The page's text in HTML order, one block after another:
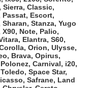
Sierra, Classic,
Passat, Escort,
Sharan, Stanza, Yugo
X90, Note, Palio,
Elantra, S60,
Orion, Ulysse,
Brava, Opirus,
Carnival, i20,
Space Star,
Safrane, Land